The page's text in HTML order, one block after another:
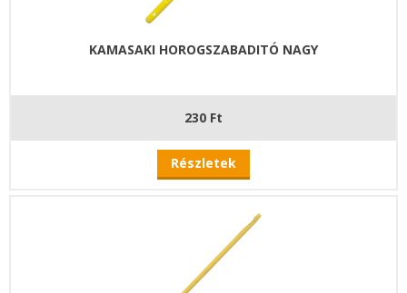
KAMASAKI HOROGSZABADITÓ NAGY
230 Ft
Részletek